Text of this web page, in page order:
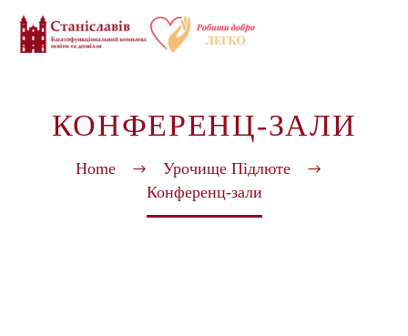
КОНФЕРЕНЦ-ЗАЛИ
Home
Урочище Підлюте
Конференц-зали